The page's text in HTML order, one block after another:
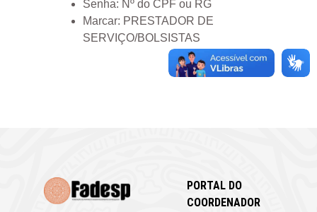
Senha: Nº do CPF ou RG
Marcar: PRESTADOR DE
SERVIÇO/BOLSISTAS
PORTAL DO
COORDENADOR